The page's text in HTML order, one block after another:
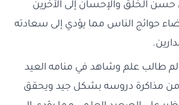
حسن الخلق والإحسان إلى الآخرين
حوائج الناس مما يؤدي إلى سعادته
طالب علم وشاهد في منامه العيد
مذاكرة دروسه بشكل جيد ويحقق